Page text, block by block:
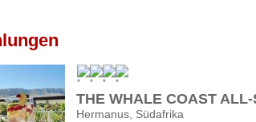
THE WHALE COAST
Hermanus, Südafrika